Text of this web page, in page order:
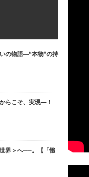
の物語―“本物”の持
らこそ、実現―！
界＞へ──。【「懺